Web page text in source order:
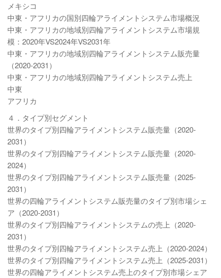
メキシコ
中東・アフリカの国別四輪アライメントシステム市場概況
中東・アフリカの地域別四輪アライメントシステム市場規
模：2020年VS2024年VS2031年
中東・アフリカの地域別四輪アライメントシステム販売量
（2020-2031）
中東・アフリカの地域別四輪アライメントシステム売上
中東
アフリカ
４．タイプ別セグメント
世界のタイプ別四輪アライメントシステム販売量（2020-
2031）
世界のタイプ別四輪アライメントシステム販売量（2020-
2024）
世界のタイプ別四輪アライメントシステム販売量（2025-
2031）
世界の四輪アライメントシステム販売量のタイプ別市場シェ
ア（2020-2031）
世界のタイプ別四輪アライメントシステムの売上（2020-
2031）
世界のタイプ別四輪アライメントシステム売上（2020-2024）
世界のタイプ別四輪アライメントシステム売上（2025-2031）
世界の四輪アライメントシステム売上のタイプ別市場シェア